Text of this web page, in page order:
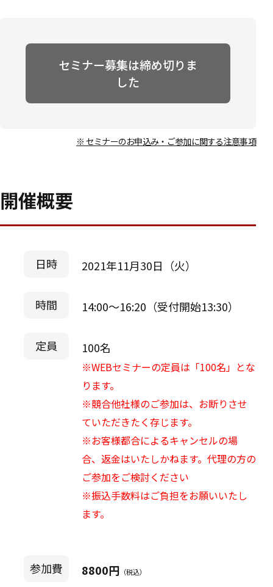
セミナー募集は締め切りま
した
※ セミナーのお申込み・ご参加に関する注意事項
開催概要
日時 2021年11月30日（火）
時間 14:00～16:20（受付開始13:30）
定員 100名
※WEBセミナーの定員は「100名」とな
ります。
※競合他社様のご参加は、お断りさせ
ていただきたく存じます。
※お客様都合によるキャンセルの場
合、返金はいたしかねます。代理の方の
ご参加をご検討ください
※振込手数料はご負担をお願いいたし
ます。
参加費 8800円 （税込）